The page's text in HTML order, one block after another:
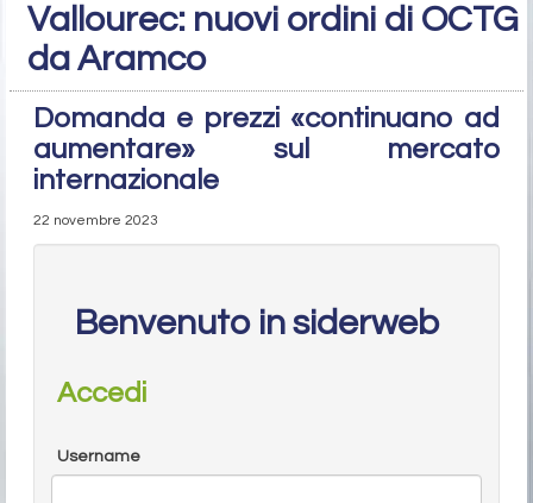
Vallourec: nuovi ordini di OCTG
da Aramco
Domanda e prezzi «continuano ad
aumentare» sul mercato
internazionale
22 novembre 2023
Benvenuto in siderweb
Accedi
Username